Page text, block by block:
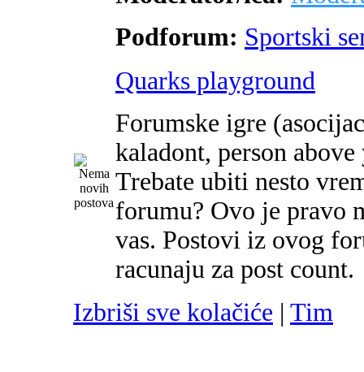
Podforum: Sportski
Quarks playground
Forumske igre
kaladont, person
Trebate ubiti nesto
forumu? Ovo je pravo
vas. Postovi iz ovog
racunaju za post count.
Izbriši sve kolačiće | Tim